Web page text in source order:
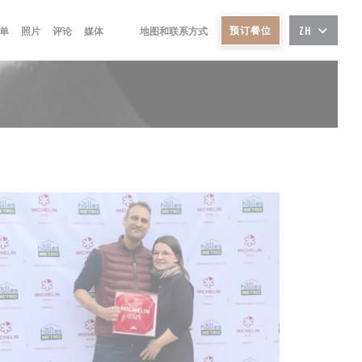
照片 评论 媒体
((在新窗口中打开))
((在新窗口中打开))
地图和联系方式 预订餐位 ZH